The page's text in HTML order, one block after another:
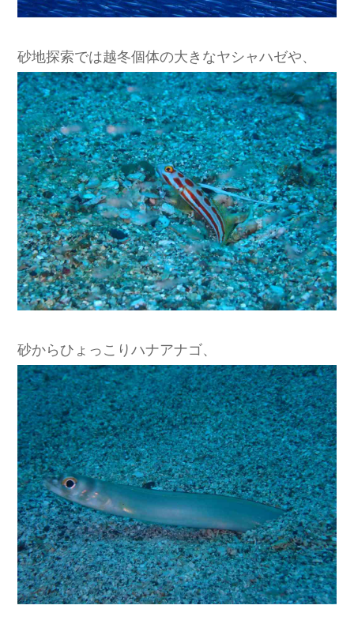
砂地探索では越冬個体の大きなヤシャハゼや、
砂からひょっこりハナアナゴ、